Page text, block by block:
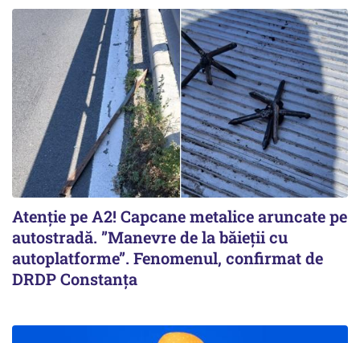
Atenție pe A2! Capcane metalice aruncate pe
autostradă. ”Manevre de la băieții cu
autoplatforme”. Fenomenul, confirmat de
DRDP Constanța